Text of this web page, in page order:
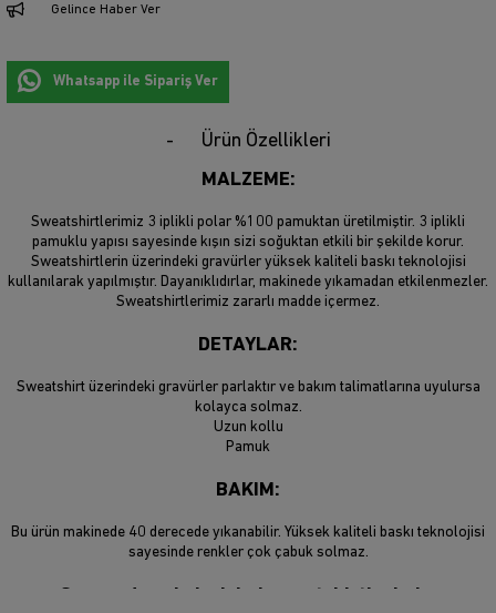
Gelince Haber Ver
Whatsapp ile Sipariş Ver
Ürün Özellikleri
MALZEME:
Sweatshirtlerimiz 3 iplikli polar %100 pamuktan üretilmiştir. 3 iplikli
pamuklu yapısı sayesinde kışın sizi soğuktan etkili bir şekilde korur.
Sweatshirtlerin üzerindeki gravürler yüksek kaliteli baskı teknolojisi
kullanılarak yapılmıştır. Dayanıklıdırlar, makinede yıkamadan etkilenmezler.
Sweatshirtlerimiz zararlı madde içermez.
DETAYLAR:
Sweatshirt üzerindeki gravürler parlaktır ve bakım talimatlarına uyulursa
kolayca solmaz.
Uzun kollu
Pamuk
BAKIM:
Bu ürün makinede 40 derecede yıkanabilir. Yüksek kaliteli baskı teknolojisi
sayesinde renkler çok çabuk solmaz.